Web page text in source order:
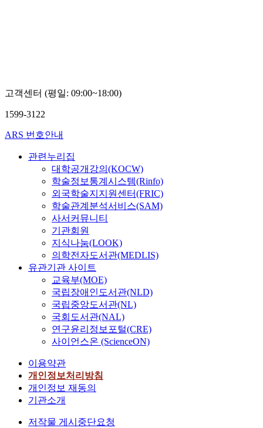
고객센터 (평일: 09:00~18:00)
1599-3122
ARS 번호안내
관련누리집
대학공개강의(KOCW)
학술정보통계시스템(Rinfo)
외국학술지지원센터(FRIC)
학술관계분석서비스(SAM)
사서커뮤니티
기관회원
지식나눔(LOOK)
의학전자도서관(MEDLIS)
유관기관 사이트
교육부(MOE)
국립장애인도서관(NLD)
국립중앙도서관(NL)
국회도서관(NAL)
연구윤리정보포털(CRE)
사이언스온 (ScienceON)
이용약관
개인정보처리방침
개인정보 재동의
기관소개
저작물 게시중단요청